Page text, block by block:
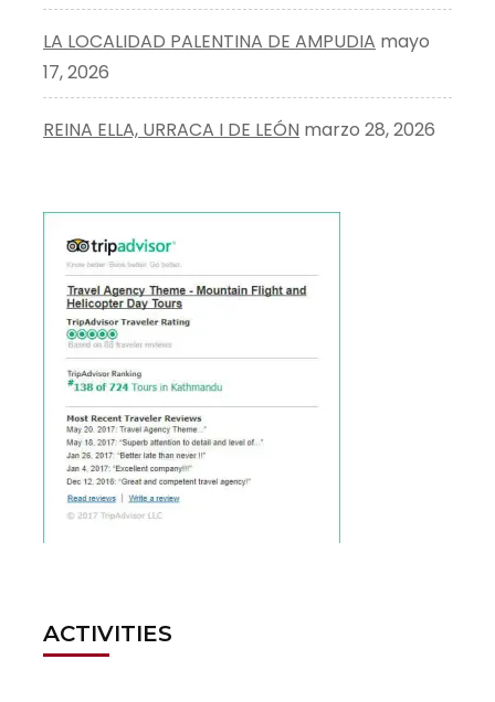
LA LOCALIDAD PALENTINA DE AMPUDIA mayo
17, 2026
REINA ELLA, URRACA I DE LEÓN marzo 28, 2026
ACTIVITIES